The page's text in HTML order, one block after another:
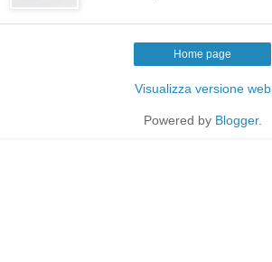
Home page
Visualizza versione web
Powered by Blogger.